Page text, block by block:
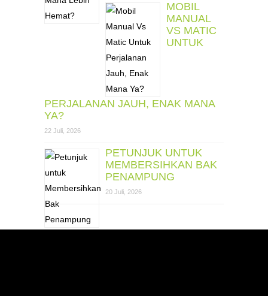
MOBIL
MANUAL
VS MATIC
UNTUK
PERJALANAN JAUH, ENAK MANA
YA?
22 Juli, 2026
PETUNJUK UNTUK
MEMBERSIHKAN BAK
PENAMPUNG
20 Juli, 2026